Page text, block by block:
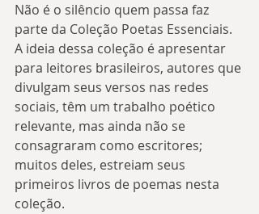
Não é o silêncio quem passa faz
parte da Coleção Poetas Essenciais.
A ideia dessa coleção é apresentar
para leitores brasileiros, autores que
divulgam seus versos nas redes
sociais, têm um trabalho poético
relevante, mas ainda não se
consagraram como escritores;
muitos deles, estreiam seus
primeiros livros de poemas nesta
coleção.